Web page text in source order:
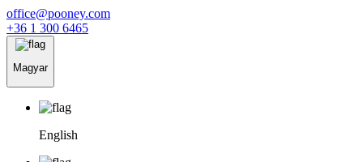
office@pooney.com
+36 1 300 6465
Magyar
English